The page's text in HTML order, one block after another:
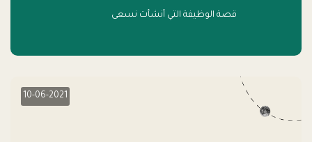
قصة الوظيفة التي أنشأت نسعى
10-06-2021